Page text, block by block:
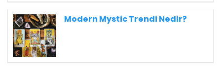
Modern Mystic Trendi Nedir?